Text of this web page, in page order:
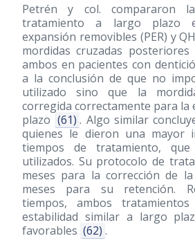
Petrén y col. compararon
tratamiento a largo plazo
expansión removibles (PER) y
mordidas cruzadas
ambos en pacientes con
a la conclusión de que no
utilizado sino que la
corregida correctamente para la
plazo (61) . Algo similar
quienes le dieron una mayor
tiempos de tratamiento,
utilizados. Su protocolo de
meses para la corrección de
meses para su retención.
tiempos, ambos
estabilidad similar a largo
favorables (62) .